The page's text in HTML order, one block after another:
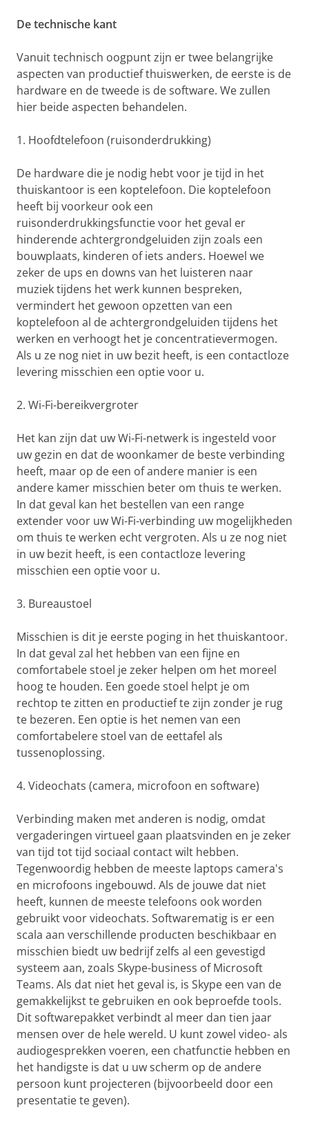
De technische kant
Vanuit technisch oogpunt zijn er twee belangrijke
aspecten van productief thuiswerken, de eerste is de
hardware en de tweede is de software. We zullen
hier beide aspecten behandelen.
1. Hoofdtelefoon (ruisonderdrukking)
De hardware die je nodig hebt voor je tijd in het
thuiskantoor is een koptelefoon. Die koptelefoon
heeft bij voorkeur ook een
ruisonderdrukkingsfunctie voor het geval er
hinderende achtergrondgeluiden zijn zoals een
bouwplaats, kinderen of iets anders. Hoewel we
zeker de ups en downs van het luisteren naar
muziek tijdens het werk kunnen bespreken,
vermindert het gewoon opzetten van een
koptelefoon al de achtergrondgeluiden tijdens het
werken en verhoogt het je concentratievermogen.
Als u ze nog niet in uw bezit heeft, is een contactloze
levering misschien een optie voor u.
2. Wi-Fi-bereikvergroter
Het kan zijn dat uw Wi-Fi-netwerk is ingesteld voor
uw gezin en dat de woonkamer de beste verbinding
heeft, maar op de een of andere manier is een
andere kamer misschien beter om thuis te werken.
In dat geval kan het bestellen van een range
extender voor uw Wi-Fi-verbinding uw mogelijkheden
om thuis te werken echt vergroten. Als u ze nog niet
in uw bezit heeft, is een contactloze levering
misschien een optie voor u.
3. Bureaustoel
Misschien is dit je eerste poging in het thuiskantoor.
In dat geval zal het hebben van een fijne en
comfortabele stoel je zeker helpen om het moreel
hoog te houden. Een goede stoel helpt je om
rechtop te zitten en productief te zijn zonder je rug
te bezeren. Een optie is het nemen van een
comfortabelere stoel van de eettafel als
tussenoplossing.
4. Videochats (camera, microfoon en software)
Verbinding maken met anderen is nodig, omdat
vergaderingen virtueel gaan plaatsvinden en je zeker
van tijd tot tijd sociaal contact wilt hebben.
Tegenwoordig hebben de meeste laptops camera's
en microfoons ingebouwd. Als de jouwe dat niet
heeft, kunnen de meeste telefoons ook worden
gebruikt voor videochats. Softwarematig is er een
scala aan verschillende producten beschikbaar en
misschien biedt uw bedrijf zelfs al een gevestigd
systeem aan, zoals Skype-business of Microsoft
Teams. Als dat niet het geval is, is Skype een van de
gemakkelijkst te gebruiken en ook beproefde tools.
Dit softwarepakket verbindt al meer dan tien jaar
mensen over de hele wereld. U kunt zowel video- als
audiogesprekken voeren, een chatfunctie hebben en
het handigste is dat u uw scherm op de andere
persoon kunt projecteren (bijvoorbeeld door een
presentatie te geven).